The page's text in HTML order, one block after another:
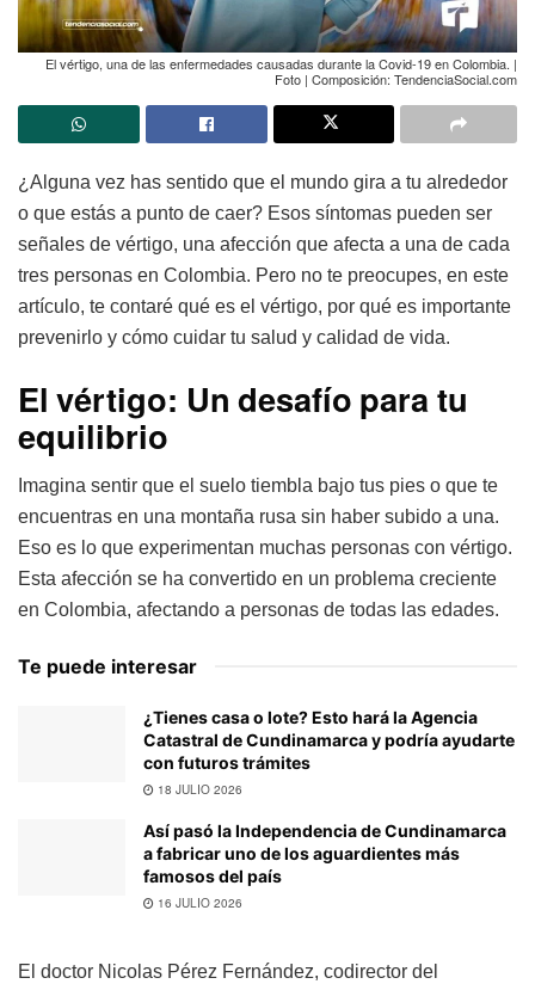
El vértigo, una de las enfermedades causadas durante la Covid-19 en Colombia. |
Foto | Composición: TendenciaSocial.com
¿Alguna vez has sentido que el mundo gira a tu alrededor
o que estás a punto de caer? Esos síntomas pueden ser
señales de vértigo, una afección que afecta a una de cada
tres personas en Colombia. Pero no te preocupes, en este
artículo, te contaré qué es el vértigo, por qué es importante
prevenirlo y cómo cuidar tu salud y calidad de vida.
El vértigo: Un desafío para tu
equilibrio
Imagina sentir que el suelo tiembla bajo tus pies o que te
encuentras en una montaña rusa sin haber subido a una.
Eso es lo que experimentan muchas personas con vértigo.
Esta afección se ha convertido en un problema creciente
en Colombia, afectando a personas de todas las edades.
Te puede interesar
¿Tienes casa o lote? Esto hará la Agencia
Catastral de Cundinamarca y podría ayudarte
con futuros trámites
18 JULIO 2026
Así pasó la Independencia de Cundinamarca
a fabricar uno de los aguardientes más
famosos del país
16 JULIO 2026
El doctor Nicolas Pérez Fernández, codirector del